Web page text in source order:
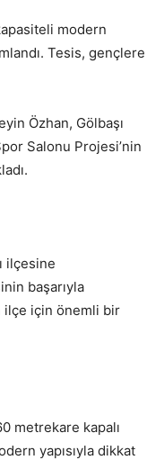
modern
Tesis, gençlere
Özhan, Gölbaşı
Salonu Projesi’nin
ilçesine
başarıyla
ilçe için önemli bir
metrekare kapalı
yapısıyla dikkat